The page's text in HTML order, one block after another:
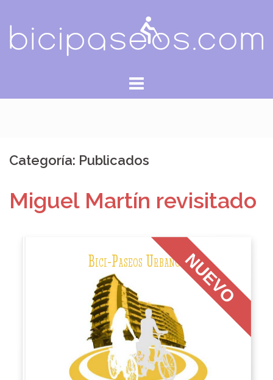
contenido
Categoría: Publicados
Miguel Martín revisitado